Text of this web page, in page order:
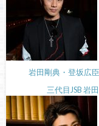
岩田剛典・登坂広
三代目JSB 岩